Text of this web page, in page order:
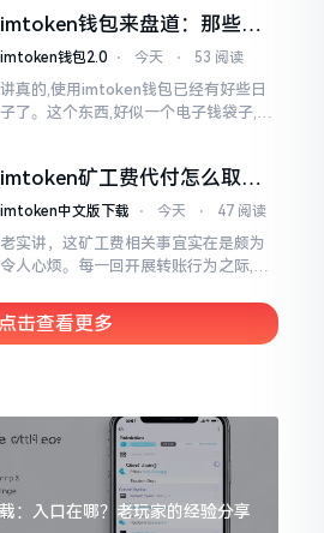
据助记词来生成的,通俗讲
imtoken钱包来盘道：那些踩
过的坑和保命招
imtoken钱包2.0 ⋅ 今天 ⋅ 53 阅读
讲真的,使用imtoken钱包已经有好些日
子了。这个东西,好似一个电子钱袋子,里
却提心吊胆、神经紧绷。
imtoken矿工费代付怎么取
消？老手教你几招
imtoken中文版下载 ⋅ 今天 ⋅ 47 阅读
老实讲，这矿工费相关事宜实在是颇为
令人心烦。每一回开展转账行为之际,就
得紧接着的下一秒会扣掉多少手续费。
时隔多年
点击查看更多
：入口在哪？老玩家的经验分享